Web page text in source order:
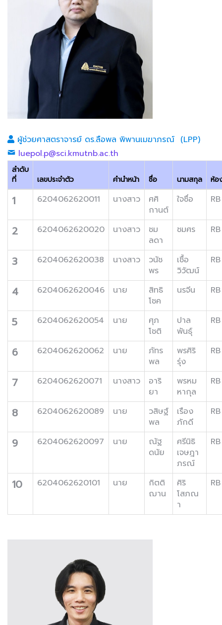
ผู้ช่วยศาสตราจารย์ ดร.ลือพล พิพานเมฆาภรณ์ (LPP)
luepol.p@sci.kmutnb.ac.th
ลำดับ
ที่
เลขประจำตัว คำนำหน้า ชื่อ นามสกุล ห้อ
1 6204062620011 นางสาว
ศศิ
กานต์
ใจซื่อ RB
2 6204062620020 นางสาว
ชม
ลดา
ชมศร RB
3 6204062620038 นางสาว
วนัช
พร
เชื้อ
วิวัฒน์
RB
4 6204062620046 นาย
สิทธิ
โชค
นรจีน RB
5 6204062620054 นาย
ศุภ
โชติ
ปาล
พันธุ์
RB
6 6204062620062 นาย
ภัทร
พล
พรศิริ
รุ่ง
RB
7 6204062620071 นางสาว
อาริ
ยา
พรหม
หากุล
RB
8 6204062620089 นาย
วสิษฐ์
พล
เรือง
ภักดี
RB
9 6204062620097 นาย
ณัฐ
ดนัย
ศรีนิธิ
เจษฎา
ภรณ์
RB
10 6204062620101 นาย
กิตติ
ฌาน
ศิริ
โสภณ
า
RB